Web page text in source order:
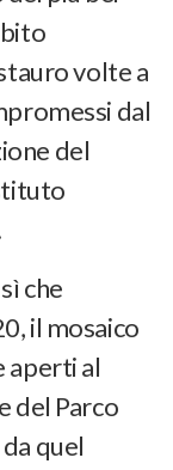
volte a
dal
del
che
il mosaico
aperti al
del Parco
quel